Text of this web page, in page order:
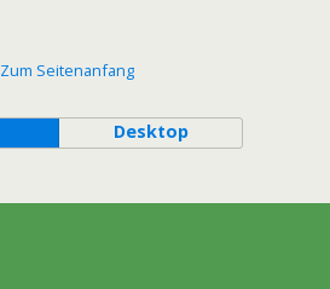
Zum Seitenanfang
Desktop